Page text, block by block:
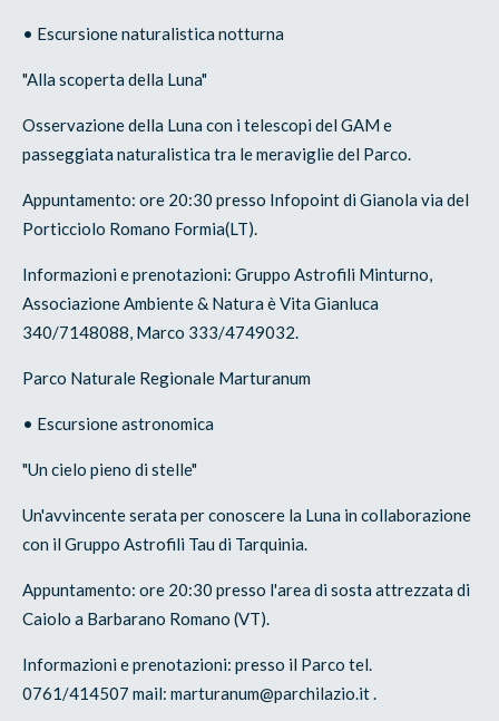
• Escursione naturalistica notturna
"Alla scoperta della Luna"
Osservazione della Luna con i telescopi del GAM e
passeggiata naturalistica tra le meraviglie del Parco.
Appuntamento: ore 20:30 presso Infopoint di Gianola via del
Porticciolo Romano Formia(LT).
Informazioni e prenotazioni: Gruppo Astrofili Minturno,
Associazione Ambiente & Natura è Vita Gianluca
340/7148088, Marco 333/4749032.
Parco Naturale Regionale Marturanum
• Escursione astronomica
"Un cielo pieno di stelle"
Un'avvincente serata per conoscere la Luna in collaborazione
con il Gruppo Astrofili Tau di Tarquinia.
Appuntamento: ore 20:30 presso l'area di sosta attrezzata di
Caiolo a Barbarano Romano (VT).
Informazioni e prenotazioni: presso il Parco tel.
0761/414507 mail: marturanum@parchilazio.it .